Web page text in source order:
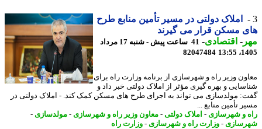
املاک دولتی در مسیر تأمین منابع طرح
مسکن قرار می گیرند
-اقتصادی-
41 ساعت پیش - شنبه 17 مرداد
82047484
وزیر راه و شهرسازی از برنامه وزارت راه برای
و بهره گیری مؤثر از املاک دولتی خبر داد و
مولدسازی می تواند به اجرای طرح های مسکن کمک کند. - املاک دولتی در
تأمین منابع ...
و شهرسازی- املاک دولتی-معاون وزیر راه و شهرسازی- مولدسازی-
- وزارت راه و شهرسازی- وزارت راه